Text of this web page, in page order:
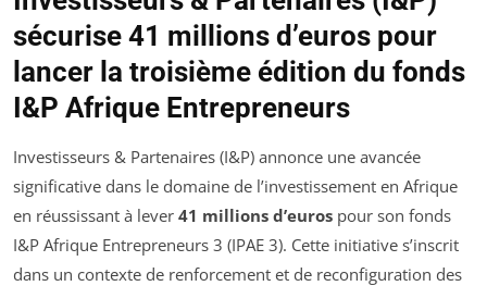
sécurise 41 millions d’euros pour
lancer la troisième édition du fonds
I&P Afrique Entrepreneurs
Investisseurs & Partenaires (I&P) annonce une avancée
significative dans le domaine de l’investissement en Afrique
en réussissant à lever 41 millions d’euros pour son fonds
I&P Afrique Entrepreneurs 3 (IPAE 3). Cette initiative s’inscrit
dans un contexte de renforcement et de reconfiguration des